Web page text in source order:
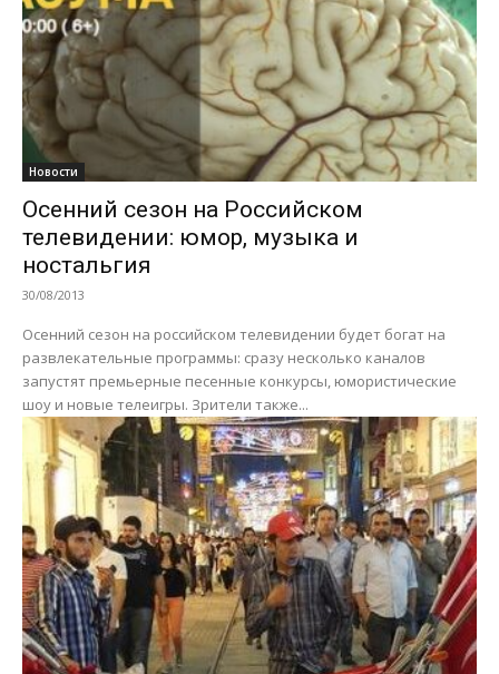
Новости
Осенний сезон на Российском
телевидении: юмор, музыка и
ностальгия
30/08/2013
Осенний сезон на российском телевидении будет богат на
развлекательные программы: сразу несколько каналов
запустят премьерные песенные конкурсы, юмористические
шоу и новые телеигры. Зрители также...